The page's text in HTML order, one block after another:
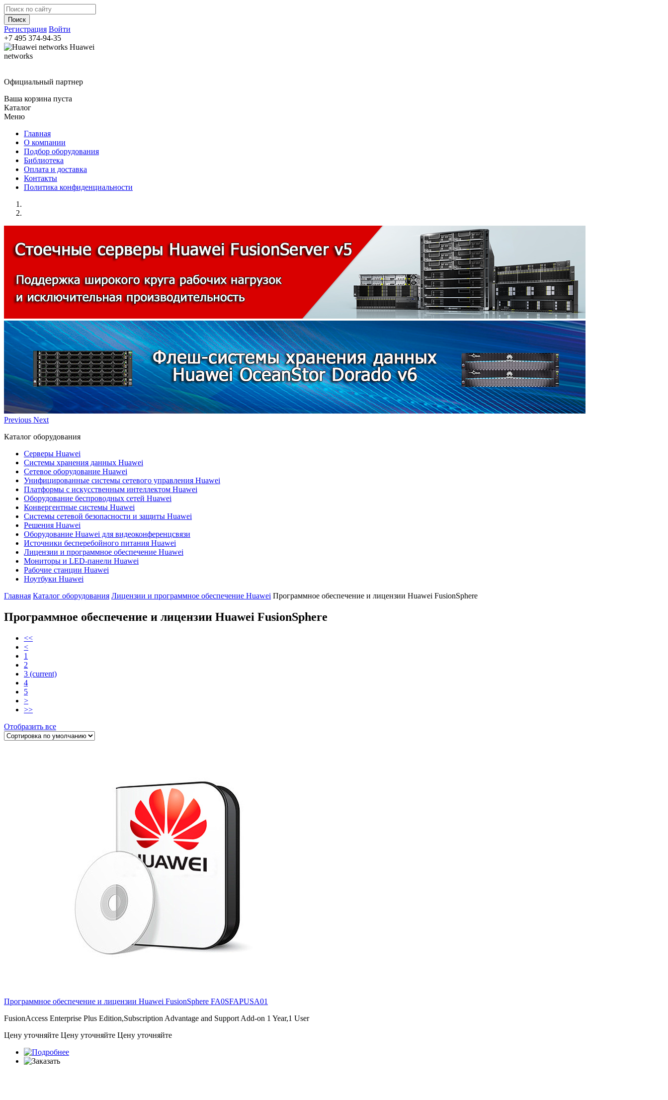
Регистрация Войти
+7 495 374-94-35
Huawei
networks
Официальный партнер
Ваша корзина пуста
Каталог
Меню
Главная
О компании
Подбор оборудования
Библиотека
Оплата и доставка
Контакты
Политика конфиденциальности
Previous Next
Каталог оборудования
Серверы Huawei
Системы хранения данных Huawei
Сетевое оборудование Huawei
Унифицированные системы сетевого управления Huawei
Платформы с искусственным интеллектом Huawei
Оборудование беспроводных сетей Huawei
Конвергентные системы Huawei
Системы сетевой безопасности и защиты Huawei
Решения Huawei
Оборудование Huawei для видеоконференцсвязи
Источники бесперебойного питания Huawei
Лицензии и программное обеспечение Huawei
Мониторы и LED-панели Huawei
Рабочие станции Huawei
Ноутбуки Huawei
Главная Каталог оборудования Лицензии и программное обеспечение Huawei Программное обеспечение и лицензии Huawei FusionSphere
Программное обеспечение и лицензии Huawei FusionSphere
<<
<
1
2
3 (current)
4
5
>
>>
Отобразить все
Программное обеспечение и лицензии Huawei FusionSphere FA0SFAPUSA01
FusionAccess Enterprise Plus Edition,Subscription Advantage and Support Add-on 1 Year,1 User
Цену уточняйте Цену уточняйте Цену уточняйте